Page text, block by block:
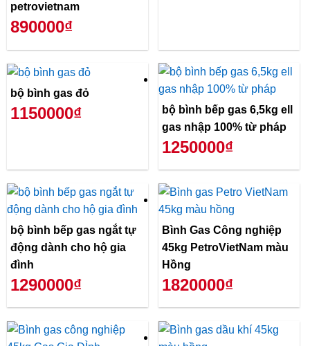
petrovietnam
890000₫
bộ bình gas đỏ
1150000₫
bộ bình bếp gas 6,5kg ell
gas nhập 100% từ pháp
1250000₫
bộ bình bếp gas ngắt tự
động dành cho hộ gia
đình
1290000₫
Bình Gas Công nghiệp
45kg PetroVietNam màu
Hồng
1820000₫